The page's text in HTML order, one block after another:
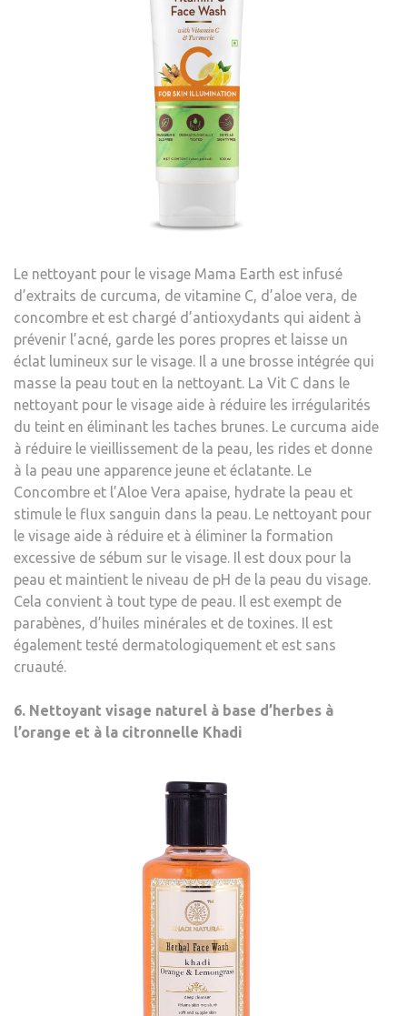
Le nettoyant pour le visage Mama Earth est infusé
d’extraits de curcuma, de vitamine C, d’aloe vera, de
concombre et est chargé d’antioxydants qui aident à
prévenir l’acné, garde les pores propres et laisse un
éclat lumineux sur le visage. Il a une brosse intégrée qui
masse la peau tout en la nettoyant. La Vit C dans le
nettoyant pour le visage aide à réduire les irrégularités
du teint en éliminant les taches brunes. Le curcuma aide
à réduire le vieillissement de la peau, les rides et donne
à la peau une apparence jeune et éclatante. Le
Concombre et l’Aloe Vera apaise, hydrate la peau et
stimule le flux sanguin dans la peau. Le nettoyant pour
le visage aide à réduire et à éliminer la formation
excessive de sébum sur le visage. Il est doux pour la
peau et maintient le niveau de pH de la peau du visage.
Cela convient à tout type de peau. Il est exempt de
parabènes, d’huiles minérales et de toxines. Il est
également testé dermatologiquement et est sans
cruauté.
6. Nettoyant visage naturel à base d’herbes à
l’orange et à la citronnelle Khadi